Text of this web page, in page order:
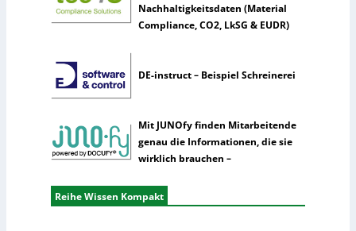
Nachhaltigkeitsdaten (Material
Compliance, CO2, LkSG & EUDR)
DE-instruct – Beispiel Schreinerei
Mit JUNOfy finden Mitarbeitende
genau die Informationen, die sie
wirklich brauchen –
Reihe Wissen Kompakt